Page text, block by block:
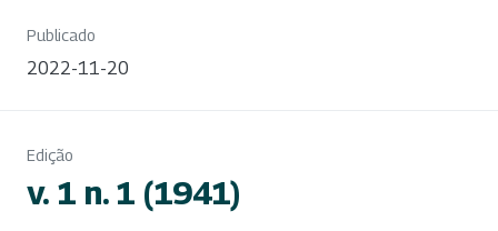
Publicado
2022-11-20
Edição
v. 1 n. 1 (1941)